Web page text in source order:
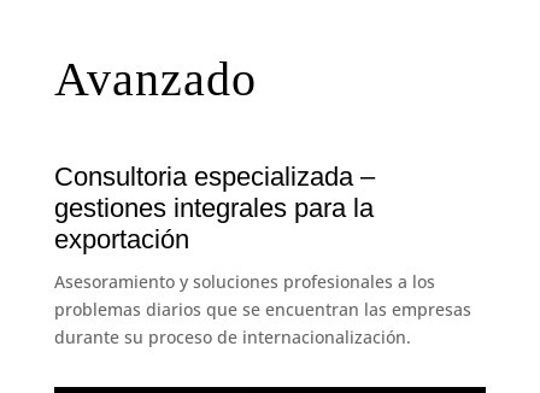
Avanzado
Consultoria especializada –
gestiones integrales para la
exportación
Asesoramiento y soluciones profesionales a los
problemas diarios que se encuentran las empresas
durante su proceso de internacionalización.